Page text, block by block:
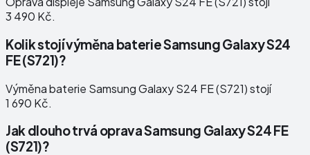
3 490 Kč.
Kolik stojí výměna baterie Samsung Galaxy S24
FE (S721)?
Výměna baterie Samsung Galaxy S24 FE (S721) stojí
1 690 Kč.
Jak dlouho trvá oprava Samsung Galaxy S24 FE
(S721)?